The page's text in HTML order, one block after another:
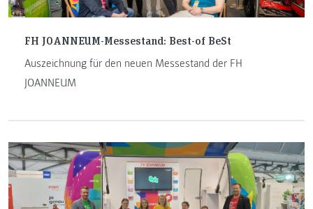
FH JOANNEUM-Messestand: Best-of BeSt
Auszeichnung für den neuen Messestand der FH
JOANNEUM